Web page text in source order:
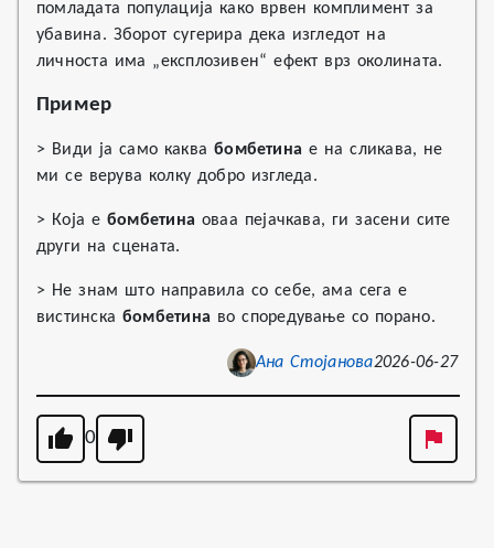
помладата популација како врвен комплимент за
убавина. Зборот сугерира дека изгледот на
личноста има „експлозивен“ ефект врз околината.
Пример
> Види ја само каквабомбетина е на сликава, не
ми се верува колку добро изгледа.
> Која е бомбетина оваа пејачкава, ги засени сите
други на сцената.
> Не знам што направила со себе, ама сега е
вистинска бомбетина во споредување со порано.
Ана Стојанова2026-06-27
0